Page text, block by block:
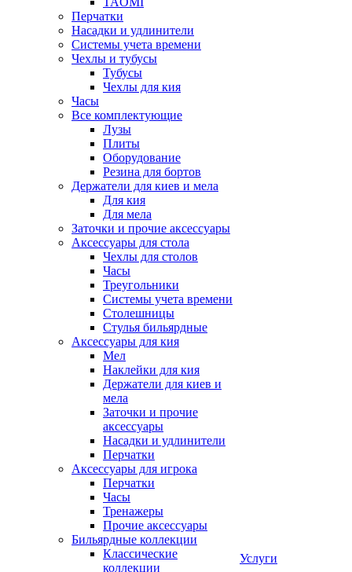
Перчатки
Насадки и удлинители
Системы учета времени
Чехлы и тубусы
Тубусы
Чехлы для кия
Часы
Все комплектующие
Лузы
Плиты
Оборудование
Резина для бортов
Держатели для киев и мела
Для кия
Для мела
Заточки и прочие аксессуары
Аксессуары для стола
Чехлы для столов
Часы
Треугольники
Системы учета времени
Столешницы
Стулья бильярдные
Аксессуары для кия
Мел
Наклейки для кия
Держатели для киев и
мела
Заточки и прочие
аксессуары
Насадки и удлинители
Перчатки
Аксессуары для игрока
Перчатки
Часы
Тренажеры
Прочие аксессуары
Бильярдные коллекции
Классические
коллекции
Услуги